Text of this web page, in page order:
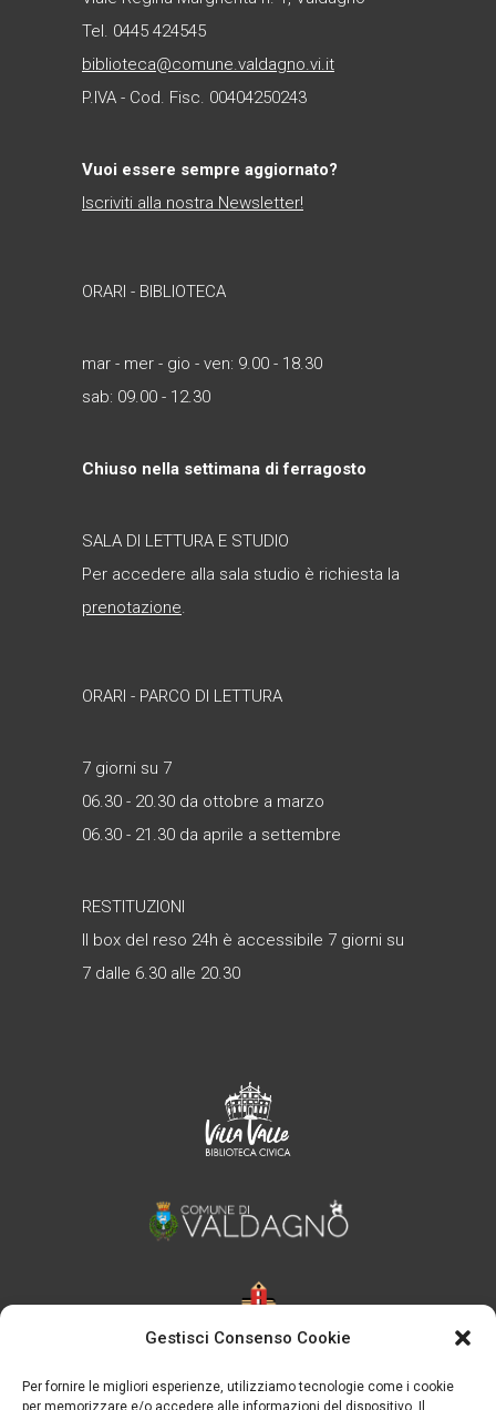
Gestisci Consenso Cookie
Per fornire le migliori esperienze, utilizziamo tecnologie come i cookie
per memorizzare e/o accedere alle informazioni del dispositivo. Il
Tel. 0445 424545
biblioteca@comune.valdagno.vi.it
P.IVA - Cod. Fisc. 00404250243
Vuoi essere sempre aggiornato?
Iscriviti alla nostra Newsletter!
ORARI - BIBLIOTECA
mar - mer - gio - ven: 9.00 - 18.30
sab: 09.00 - 12.30
Chiuso nella settimana di ferragosto
SALA DI LETTURA E STUDIO
Per accedere alla sala studio è richiesta la
prenotazione.
ORARI - PARCO DI LETTURA
7 giorni su 7
06.30 - 20.30 da ottobre a marzo
06.30 - 21.30 da aprile a settembre
RESTITUZIONI
Il box del reso 24h è accessibile 7 giorni su
7 dalle 6.30 alle 20.30